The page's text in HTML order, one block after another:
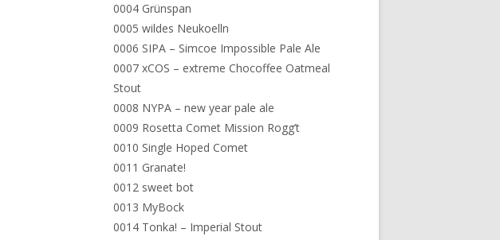
0004 Grünspan
0005 wildes Neukoelln
0006 SIPA – Simcoe Impossible Pale Ale
0007 xCOS – extreme Chocoffee Oatmeal
Stout
0008 NYPA – new year pale ale
0009 Rosetta Comet Mission Rogg’t
0010 Single Hoped Comet
0011 Granate!
0012 sweet bot
0013 MyBock
0014 Tonka! – Imperial Stout